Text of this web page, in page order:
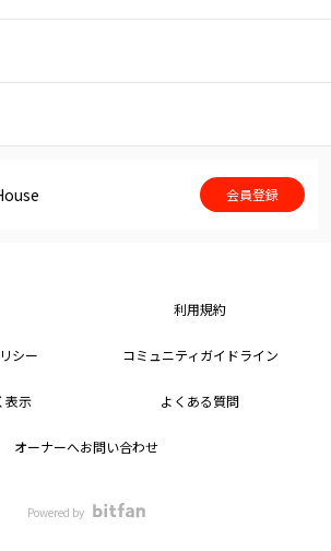
会員登録
利用規約
シー コミュニティガイドライン
表示 よくある質問
オーナーへお問い合わせ
Powered by